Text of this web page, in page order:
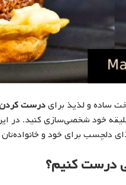
ساده و لذیذ برایدرست کردن
خود شخصی‌سازی کنید. در
دلچسب برای خود و خانواده‌تان
درست کنیم؟